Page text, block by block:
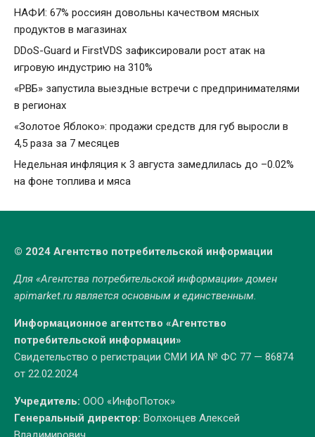
НАФИ: 67% россиян довольны качеством мясных
продуктов в магазинах
DDoS-Guard и FirstVDS зафиксировали рост атак на
игровую индустрию на 310%
«РВБ» запустила выездные встречи с предпринимателями
в регионах
«Золотое Яблоко»: продажи средств для губ выросли в
4,5 раза за 7 месяцев
Недельная инфляция к 3 августа замедлилась до –0.02%
на фоне топлива и мяса
© 2024 Агентство потребительской информации
Для «Агентства потребительской информации» домен
apimarket.ruявляется основным и единственным.
Информационное агентство «Агентство
потребительской информации»
Свидетельство о регистрации СМИ ИА № ФС 77 — 86874
от 22.02.2024
Учредитель: ООО «ИнфоПоток»
Генеральный директор: Волхонцев Алексей